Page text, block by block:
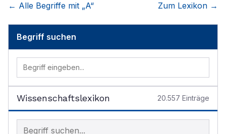
← Alle Begriffe mit „A“ Zum Lexikon →
Begriff suchen
Wissenschaftslexikon 20.557 Einträge
Begriff im Lexikon suchen